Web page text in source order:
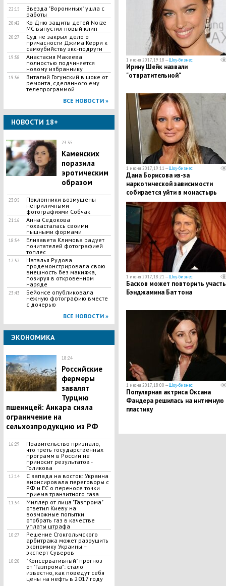
22:15
Звезда "Ворониных" ушла с
работы
20:42
Ко Дню защиты детей Noize
MC выпустил новый клип
20:27
Суд не закрыл дело о
причасности Джима Керри к
самоубийству экс-подруги
19:58
Анастасия Макеева
полностью подчиняется
новому избраннику
19:56
Виталий Гогунский в шоке от
ремонта, сделанного ему
телепрограммой
ВСЕ НОВОСТИ »
НОВОСТИ 18+
23:35
Каменских
поразила
эротическим
образом
23:05
Поклонники возмущены
неприличными
фотографиями Собчак
21:16
Анна Седокова
похвасталась своими
пышными формами
18:54
Елизавета Климова радует
почитателей фотографией
топлес
12:52
Наталья Рудова
продемонстрировала свою
внешность без макияжа,
позируя в откровенном
наряде
23:43
Бейонсе опубликовала
нежную фотографию вместе
с дочерью
ВСЕ НОВОСТИ »
ЭКОНОМИКА
18:24
Российские
фермеры
завалят
Турцию
пшеницей: Анкара сняла
ограничение на
сельхозпродукцию из РФ
16:29
Правительство признало,
что треть государственных
программ в России не
приносит результатов -
Голикова
12:14
С запада на восток: Украина
анонсировала переговоры с
РФ и ЕС о переносе точки
приема транзитного газа
11:54
Миллер от лица "Газпрома"
ответил Киеву на
возможные попытки
отобрать газ в качестве
уплаты штрафа
10:27
Решение Стокгольмского
арбитража может разрушить
экономику Украины –
эксперт Суверов
10:20
"Консервативный" прогноз
от "Газпрома": стало
известно, как поведут себя
цены на нефть в 2017 году
1 июня 2017, 19:18 —Шоу-бизнес
Ирину Шейк назвали
"отвратительной"
1 июня 2017, 19:11 —Шоу-бизнес
Дана Борисова из-за
наркотической зависимости
собирается уйти в монастырь
1 июня 2017, 18:21 —Шоу-бизнес
Басков может повторить участь
Бэнджамина Баттона
1 июня 2017, 18:00 —Шоу-бизнес
Популярная актриса Оксана
Фандера решилась на интимную
пластику